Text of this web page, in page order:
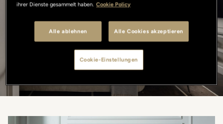
SUCHEN
ihrer Dienste gesammelt haben. Cookie Policy
Alle ablehnen Alle Cookies akzeptieren
Cookie-Einstellungen